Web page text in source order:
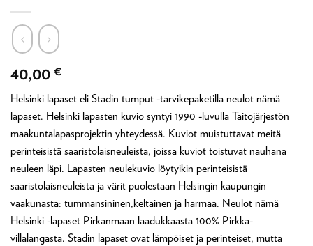
40,00 €
Helsinki lapaset eli Stadin tumput -tarvikepaketilla neulot nämä
lapaset. Helsinki lapasten kuvio syntyi 1990 -luvulla Taitojärjestön
maakuntalapasprojektin yhteydessä. Kuviot muistuttavat meitä
perinteisistä saaristolaisneuleista, joissa kuviot toistuvat nauhana
neuleen läpi. Lapasten neulekuvio löytyikin perinteisistä
saaristolaisneuleista ja värit puolestaan Helsingin kaupungin
vaakunasta: tummansininen,keltainen ja harmaa. Neulot nämä
Helsinki -lapaset Pirkanmaan laadukkaasta 100% Pirkka-
villalangasta. Stadin lapaset ovat lämpöiset ja perinteiset, mutta